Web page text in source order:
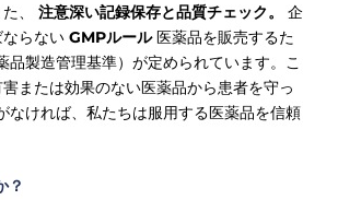
、 注意深い記録保存と品質チェック。
企
らない GMPルール医薬品を販売するた
品製造管理基準）が定められています。こ
または効果のない医薬品から患者を守っ
なければ、私たちは服用する医薬品を信頼
？